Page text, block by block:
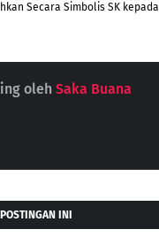
Secara Simbolis SK kepada
oleh Saka Buana
INI